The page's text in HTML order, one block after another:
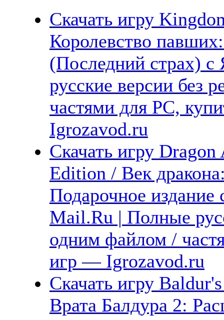
Скачать игру
Королевство
(Последний страх)
русские версии без
частями для PC,
Igrozavod.ru
Скачать игру
Edition / Век
Подарочное
Mail.Ru | Полные
одним файлом /
игр — Igrozavod.ru
Скачать игру
Врата Балдура 2: